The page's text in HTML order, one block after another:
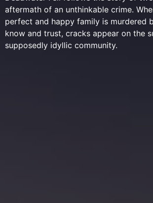
aftermath of an unthinkable crime.
perfect and happy family is murdered
know and trust, cracks appear on the
supposedly idyllic community.